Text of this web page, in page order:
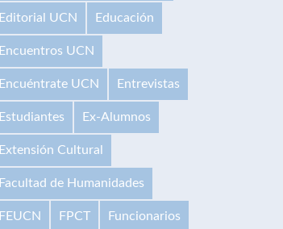
Editorial UCN Educación
Encuentros UCN
Encuéntrate UCN Entrevistas
Estudiantes Ex-Alumnos
Extensión Cultural
Facultad de Humanidades
FEUCN FPCT Funcionarios